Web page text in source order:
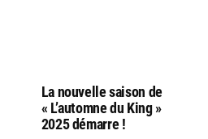
La nouvelle saison de
« L’automne du King »
2025 démarre !